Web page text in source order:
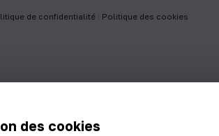
des cookies
de confidentialité Politique des cookies